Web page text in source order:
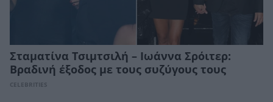
Σταματίνα Τσιμτσιλή – Ιωάννα Σρόιτερ:
Βραδινή έξοδος με τους συζύγους τους
CELEBRITIES